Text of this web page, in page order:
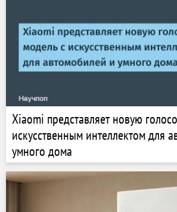
Xiaomi представляет новую
искусственным интеллектом для
умного дома